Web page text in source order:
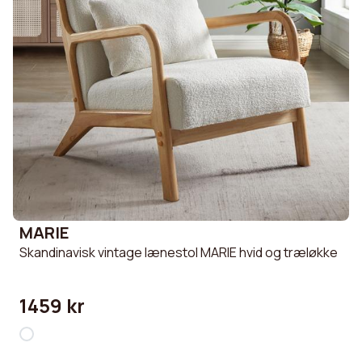
MARIE
Skandinavisk vintage lænestol MARIE hvid og træløkke
1459 kr